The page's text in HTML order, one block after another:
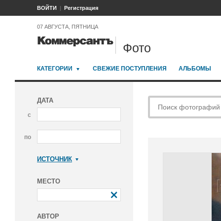
ВОЙТИ Регистрация
07 АВГУСТА, ПЯТНИЦА
Фото
КАТЕГОРИИ СВЕЖИЕ ПОСТУПЛЕНИЯ АЛЬБОМЫ
ДАТА
с
по
ИСТОЧНИК
МЕСТО
АВТОР